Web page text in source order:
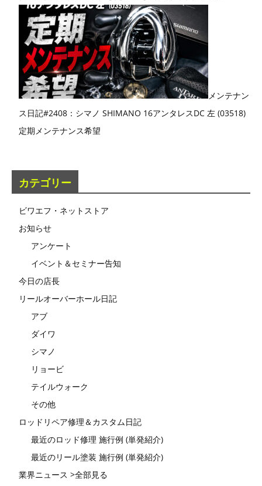
メンテナン
ス日記#2408：シマノ SHIMANO 16アンタレスDC 左 (03518)
定期メンテナンス希望
カテゴリー
ビワエフ・ネットストア
お知らせ
アンケート
イベント＆セミナー告知
今日の店長
リールオーバーホール日記
アブ
ダイワ
シマノ
リョービ
テイルウォーク
その他
ロッドリペア修理＆カスタム日記
最近のロッド修理 施行例 (単発紹介)
最近のリール塗装 施行例 (単発紹介)
業界ニュース >全部見る